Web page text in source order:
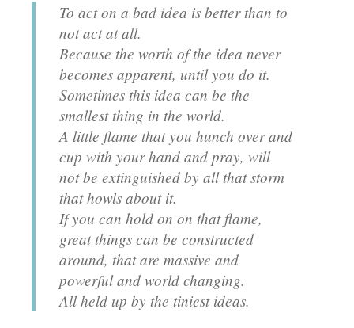
To act on a bad idea is better than to
not act at all.
Because the worth of the idea never
becomes apparent, until you do it.
Sometimes this idea can be the
smallest thing in the world.
A little flame that you hunch over and
cup with your hand and pray, will
not be extinguished by all that storm
that howls about it.
If you can hold on on that flame,
great things can be constructed
around, that are massive and
powerful and world changing.
All held up by the tiniest ideas.